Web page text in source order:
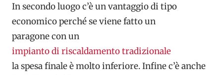
In secondo luogo c’è un vantaggio di tipo
economico perché se viene fatto un
paragone con un
impianto di riscaldamento tradizionale
la spesa finale è molto inferiore. Infine c’è anche